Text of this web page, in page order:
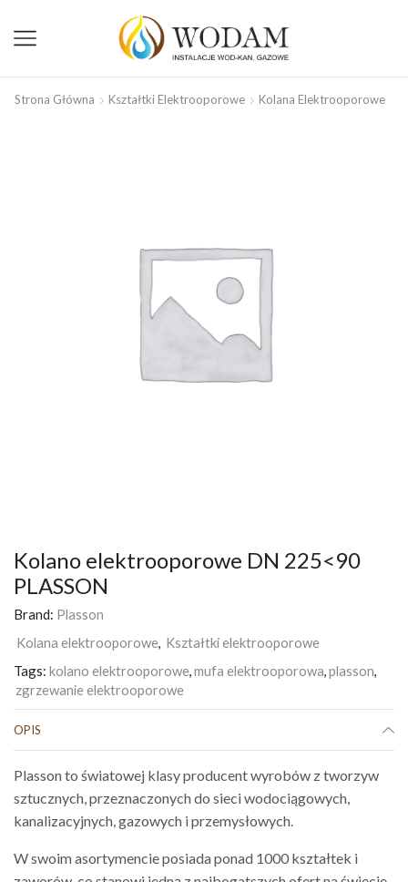
Strona Główna Kształtki Elektrooporowe Kolana Elektrooporowe
Kolano elektrooporowe DN 225<90
PLASSON
Brand: Plasson
Kolana elektrooporowe, Kształtki elektrooporowe
Tags: kolano elektrooporowe,mufa elektrooporowa,plasson,
zgrzewanie elektrooporowe
OPIS
Plasson to światowej klasy producent wyrobów z tworzyw
sztucznych, przeznaczonych do sieci wodociągowych,
kanalizacyjnych, gazowych i przemysłowych.
W swoim asortymencie posiada ponad 1000 kształtek i